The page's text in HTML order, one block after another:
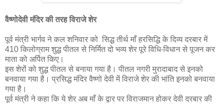
वैष्णोदेवी मंदिर की तरह विराजे शेर
पूर्व मंत्री भार्गव ने कल शनिवार को सिद्ध तीर्थ माँ हरसिद्धि के दिव्य दरबार में
410 किलोग्राम शुद्ध पीतल से निर्मित दो भव्य शेर पूरे विधि-विधान से पूजन कर
माता को अर्पित किए।
इस शेरों को शुद्ध पीतल से बनाया गया है। पीतल नगरी मुरादाबाद से इनको
बनवाया गया है। प्रसिद्ध मंदिर वैष्णो देवी में विराजे शेर की भांति इनको बनवाया
गया है।
पूर्व मंत्री ने कहा कि ये शेर अब माँ के द्वार पर विराजमान होकर देवी दरबार की